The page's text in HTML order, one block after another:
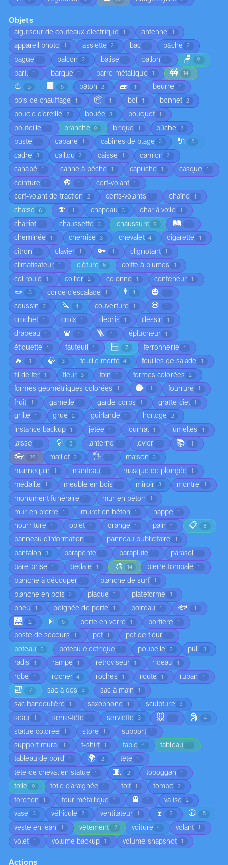
Objets
aiguiseur de couteaux électrique 1 antenne 1
appareil photo 1 assiette 2 bac 1 bâche 2
bague 1 balcon 2 balise 1 ballon 1 🪑 9
baril 1 barque 1 barre métallique 1 🚧 14
⛵ 5 🏢 5 bâton 2 🧱 1 beurre 1
bois de chauffage 1 📦 1 bol 1 bonnet 2
boucle d'oreille 2 bouée 3 bouquet 1
bouteille 1 branche 9 brique 1 bûche 2
buste 1 cabane 1 cabines de plage 3 🔌 5
cadre 3 caillou 2 caisse 1 camion 2
canapé 1 canne à pêche 1 capuche 1 casque 1
ceinture 1 🔘 1 cerf-volant 1
cerf-volant de traction 2 cerfs-volants 1 chaîne 1
chaise 6 🍄 1 chapeau 3 char à voile 1
chariot 1 chaussette 3 chaussure 9 🛤️ 1
cheminée 1 chemise 3 chevalet 4 cigarette 1
citron 1 clavier 1 🔑 1 clignotant 1
climatisateur 1 clôture 6 coiffe à plumes 1
col roulé 1 collier 2 colonne 1 conteneur 1
🪢 3 corde d'escalade 1 🕴️ 4 🎃 1
coussin 2 🔪 4 couverture 1 💀 1
crochet 1 croix 1 débris 1 dessin 1
drapeau 1 🧣 1 🪜 1 éplucheur 1
étiquette 1 fauteuil 1 🪟 7 ferronnerie 1
🔥 1 🍃 3 feuille morte 4 feuilles de salade 1
fil de fer 1 fleur 3 foin 1 formes colorées 2
formes géométriques colorées 1 🔵 1 fourrure 1
fruit 1 gamelle 1 garde-corps 1 gratte-ciel 1
grille 1 grue 2 guirlande 1 horloge 2
instance backup 1 jetée 1 journal 1 jumelles 1
laisse 1 💡 5 lanterne 1 levier 1 📚 1
👓 20 maillot 2 🖐️ 1 maison 3
mannequin 1 manteau 1 masque de plongée 1
médaille 1 meuble en bois 1 miroir 3 montre 1
monument funéraire 1 mur en béton 1
mur en pierre 1 muret en béton 1 nappe 1
nourriture 1 objet 1 orange 1 pain 1 📋 8
panneau d'information 1 panneau publicitaire 1
pantalon 3 parapente 1 parapluie 1 parasol 1
pare-brise 1 pédale 1 🎨 14 pierre tombale 1
planche à découper 1 planche de surf 1
planche en bois 2 plaque 1 plateforme 1
pneu 1 poignée de porte 1 poireau 1 🐟 1
🌉 2 🚪 5 porte en verre 1 portière 1
poste de secours 1 pot 1 pot de fleur 1
poteau 6 poteau électrique 1 poubelle 2 pull 3
radis 1 rampe 1 rétroviseur 1 rideau 1
robe 1 rocher 4 roches 1 route 1 ruban 1
🎒 7 sac à dos 5 sac à main 1
sac bandoulière 1 saxophone 1 sculpture 3
seau 1 serre-tête 1 serviette 3 🐭 1 🗿 4
statue colorée 1 store 1 support 1
support mural 1 t-shirt 1 table 4 tableau 11
tableau de bord 1 🌍 2 tête 1
tête de cheval en statue 1 🧵 2 toboggan 1
toile 9 toile d'araignée 1 toit 1 tombe 2
torchon 1 tour métallique 1 🚆 1 valise 2
vase 3 véhicule 2 ventilateur 1 🍷 2 🧥 5
veste en jean 1 vêtement 12 voiture 4 volant 1
volet 1 volume backup 1 volume snapshot 1
Actions